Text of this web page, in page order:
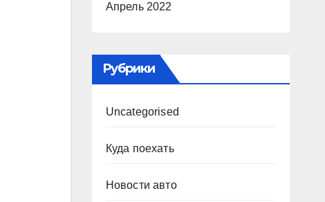
Апрель 2022
Рубрики
Uncategorised
Куда поехать
Новости авто